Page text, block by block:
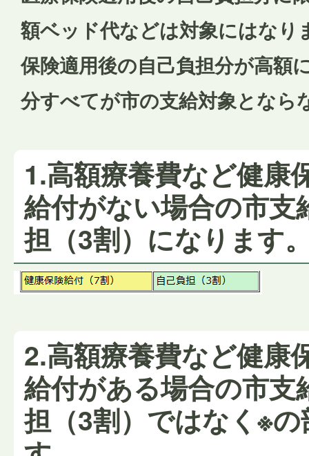
額ベッド代などは対象にはなり
保険適用後の自己負担分が高額
分すべてが市の支給対象となら
1.高額療養費など健康
給付がない場合の市支
担（3割）になります
2.高額療養費など健康
給付がある場合の市支
担（3割）ではなく※